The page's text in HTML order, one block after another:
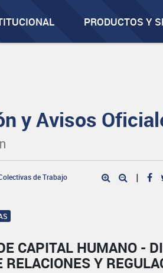
PRODUCTOS Y
y Avisos
de Trabajo
|
CAPITAL HUMANO -
RELACIONES Y